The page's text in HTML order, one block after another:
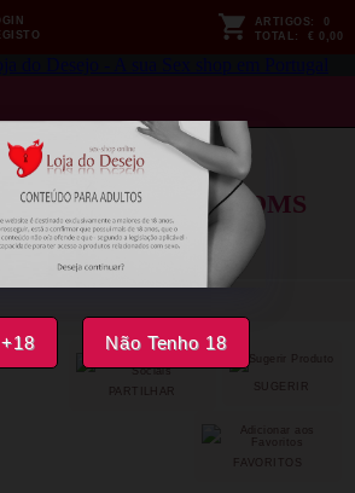
Não Tenho 18
ARTIGOS:
0
TOTAL: € 0,00
DUREX -
INVISIBLE CONDOMS
SUGERIR
FAVORITOS